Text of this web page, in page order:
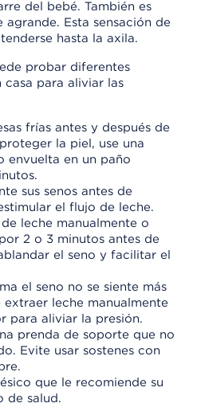
del bebé. También es
agrande. Esta sensación de
hasta la axila.
probar diferentes
para aliviar las
frías antes y después de
la piel, use una
envuelta en un paño
sus senos antes de
el flujo de leche.
leche manualmente o
2 o 3 minutos antes de
el seno y facilitar el
el seno no se siente más
leche manualmente
para aliviar la presión.
prenda de soporte que no
Evite usar sostenes con
que le recomiende su
de salud.